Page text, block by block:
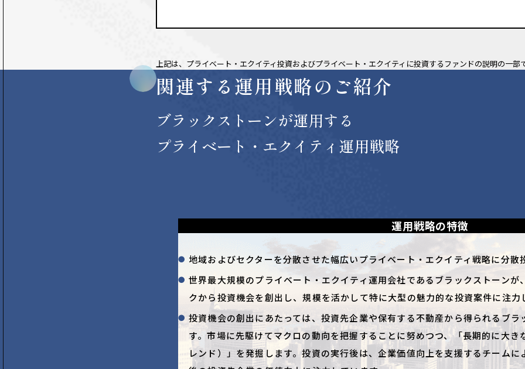
上記は、プライベート・エクイティ投資およびプライベート・エクイティに投資するファンドの説明の一
関連する運用戦略のご紹介
ブラックストーンが運用する
プライベート・エクイティ運用戦略
運用戦略の特徴
地域およびセクターを分散させた幅広いプライベート・エクイティ戦略に分散
世界最大規模のプライベート・エクイティ運用会社であるブラックストーン
クから投資機会を創出し、規模を活かして特に大型の魅力的な投資案件に注力
投資機会の創出にあたっては、投資先企業や保有する不動産から得られるブ
す。市場に先駆けてマクロの動向を把握することに努めつつ、「長期的に大
レンド）」を発掘します。投資の実行後は、企業価値向上を支援するチーム